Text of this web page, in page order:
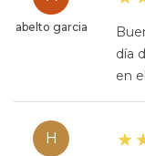
abelto garcia
día
en
H